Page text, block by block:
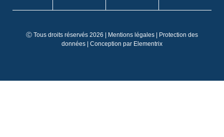
EN
Ⓒ Tous droits réservés 2026 | Mentions légales
Protection des
données | Conception par Elementrix